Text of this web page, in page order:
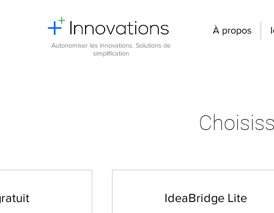
Autonomiser les innovations. Solutions de
simplification
À propos
IdeaBridge Lite